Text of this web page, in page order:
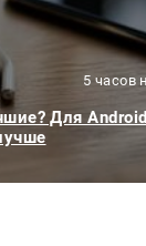
5 часов
Для Android